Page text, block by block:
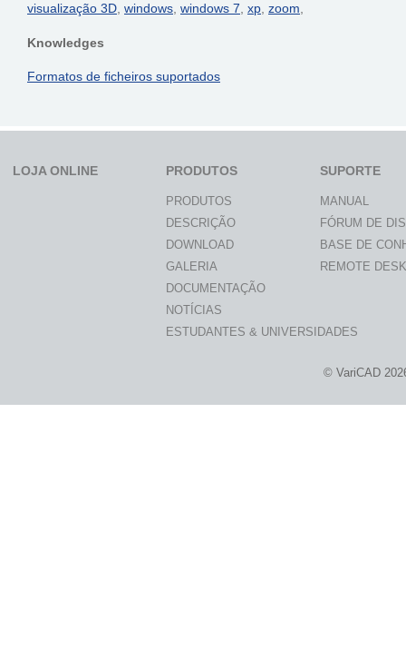
visualização 3D, windows, windows 7, xp, zoom,
Knowledges
Formatos de ficheiros suportados
LOJA ONLINE PRODUTOS
PRODUTOS
DESCRIÇÃO
DOWNLOAD
GALERIA
DOCUMENTAÇÃO
NOTÍCIAS
ESTUDANTES & UNIVERSIDADES
SUPORTE
MANUAL
FÓRUM DE
BASE DE
REMOTE
© VariCAD